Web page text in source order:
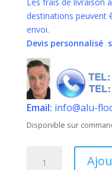
destinations peuvent
envoi.
Devis personnalisé
Email: info@alu-
Disponible sur